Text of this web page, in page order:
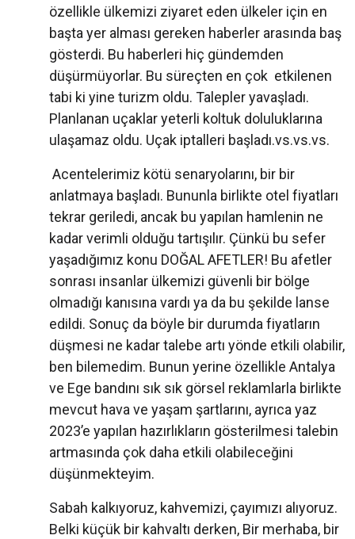
özellikle ülkemizi ziyaret eden ülkeler için en
başta yer alması gereken haberler arasında baş
gösterdi. Bu haberleri hiç gündemden
düşürmüyorlar. Bu süreçten en çok etkilenen
tabi ki yine turizm oldu. Talepler yavaşladı.
Planlanan uçaklar yeterli koltuk doluluklarına
ulaşamaz oldu. Uçak iptalleri başladı.vs.vs.vs.
Acentelerimiz kötü senaryolarını, bir bir
anlatmaya başladı. Bununla birlikte otel fiyatları
tekrar geriledi, ancak bu yapılan hamlenin ne
kadar verimli olduğu tartışılır. Çünkü bu sefer
yaşadığımız konu DOĞAL AFETLER! Bu afetler
sonrası insanlar ülkemizi güvenli bir bölge
olmadığı kanısına vardı ya da bu şekilde lanse
edildi. Sonuç da böyle bir durumda fiyatların
düşmesi ne kadar talebe artı yönde etkili olabilir,
ben bilemedim. Bunun yerine özellikle Antalya
ve Ege bandını sık sık görsel reklamlarla birlikte
mevcut hava ve yaşam şartlarını, ayrıca yaz
2023’e yapılan hazırlıkların gösterilmesi talebin
artmasında çok daha etkili olabileceğini
düşünmekteyim.
Sabah kalkıyoruz, kahvemizi, çayımızı alıyoruz.
Belki küçük bir kahvaltı derken, Bir merhaba, bir